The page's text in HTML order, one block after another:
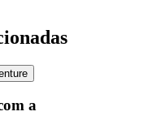
a